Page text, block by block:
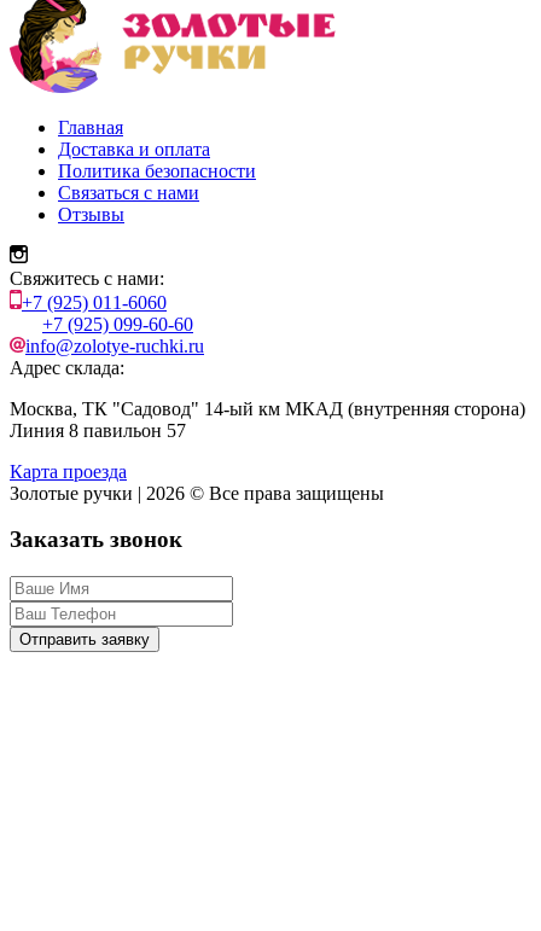
Главная
Доставка и оплата
Политика безопасности
Связаться с нами
Отзывы
Свяжитесь с нами:
+7 (925) 011-6060
+7 (925) 099-60-60
info@zolotye-ruchki.ru
Адрес склада:
Москва, ТК "Садовод" 14-ый км МКАД (внутренняя сторона)
Линия 8 павильон 57
Карта проезда
Золотые ручки | 2026 © Все права защищены
Заказать звонок
Отправить заявку